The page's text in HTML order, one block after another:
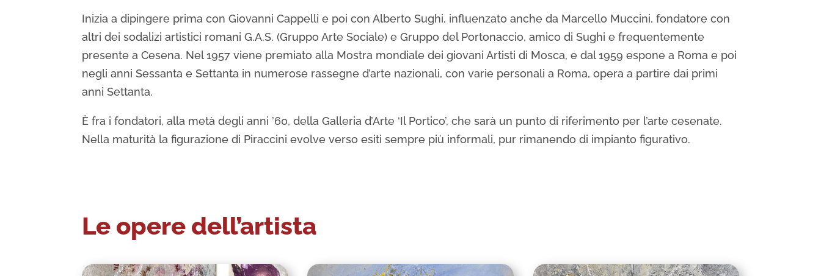
Inizia a dipingere prima con Giovanni Cappelli e poi con Alberto Sughi, influenzato anche da Marcello Muccini, fondatore con
altri dei sodalizi artistici romani G.A.S. (Gruppo Arte Sociale) e Gruppo del Portonaccio, amico di Sughi e frequentemente
presente a Cesena. Nel 1957 viene premiato alla Mostra mondiale dei giovani Artisti di Mosca, e dal 1959 espone a Roma e poi
negli anni Sessanta e Settanta in numerose rassegne d’arte nazionali, con varie personali a Roma, opera a partire dai primi
anni Settanta.
È fra i fondatori, alla metà degli anni ’60, della Galleria d’Arte ‘Il Portico’, che sarà un punto di riferimento per l’arte cesenate.
Nella maturità la figurazione di Piraccini evolve verso esiti sempre più informali, pur rimanendo di impianto figurativo.
Le opere dell’artista